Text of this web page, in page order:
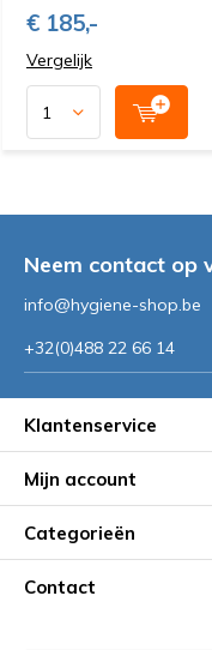
€ 185,-
Vergelijk
Neem contact op
info@hygiene-shop.be
+32(0)488 22 66 14
Klantenservice
Mijn account
Categorieën
Contact